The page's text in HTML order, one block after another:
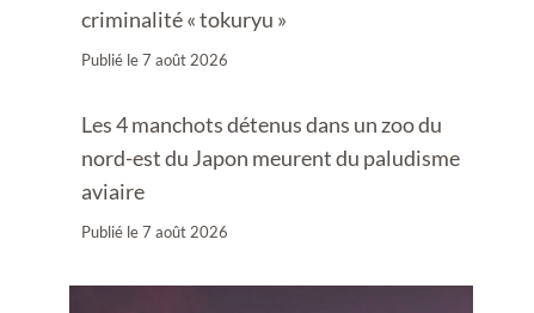
criminalité « tokuryu »
Publié le7 août 2026
Les 4 manchots détenus dans un zoo du
nord-est du Japon meurent du paludisme
aviaire
Publié le7 août 2026